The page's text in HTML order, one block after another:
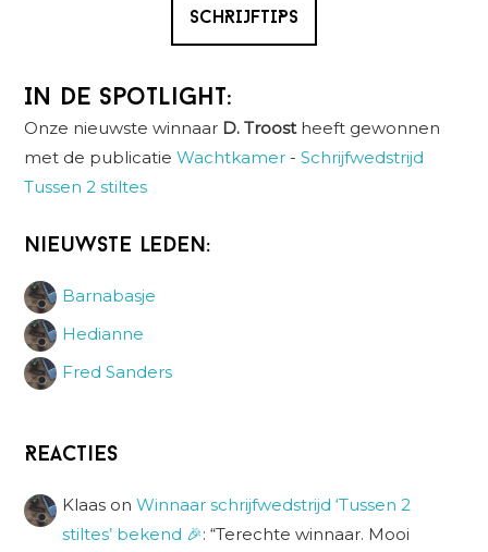
SCHRIJFTIPS
In de spotlight:
Onze nieuwste winnaar D. Troost heeft gewonnen
met de publicatieWachtkamer -Schrijfwedstrijd
Tussen 2 stiltes
Nieuwste leden:
Barnabasje
Hedianne
Fred Sanders
Reacties
Klaas onWinnaar schrijfwedstrijd ‘Tussen 2
stiltes’ bekend 🎉: “Terechte winnaar. Mooi